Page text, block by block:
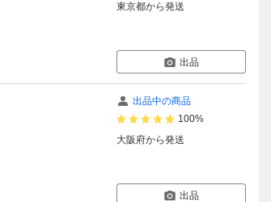
東京都から発送
出品
出品中の商品
100%
大阪府から発送
出品